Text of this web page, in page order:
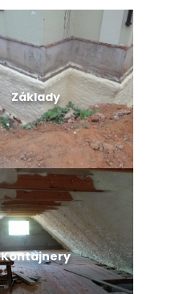
Základy
Kontajnery